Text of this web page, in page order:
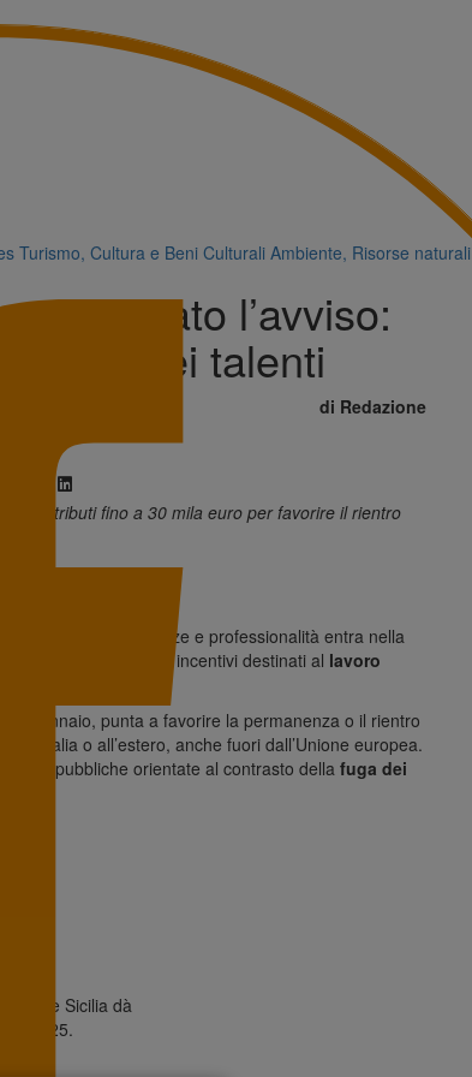
Turismo, Cultura e Beni Culturali Ambiente, Risorse naturali
pubblicato l’avviso:
dei talenti
di Redazione
: contributi fino a 30 mila euro per favorire il rientro
sull’Isola competenze e professionalità entra nella
la concessione degli incentivi destinati al lavoro
gennaio, punta a favorire la permanenza o il rientro
d’Italia o all’estero, anche fuori dall’Unione europea.
pubbliche orientate al contrasto della fuga dei
Sicilia dà
2025.